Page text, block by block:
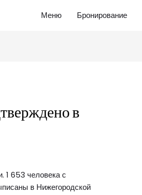
Меню Бронирование
в
1 653 человека с
в Нижегородской